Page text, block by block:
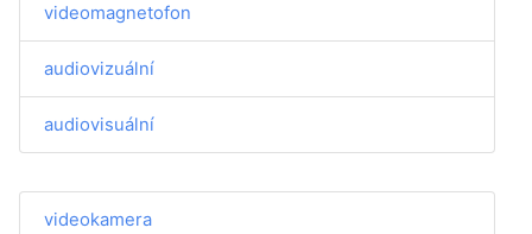
videomagnetofon
audiovizuální
audiovisuální
videokamera